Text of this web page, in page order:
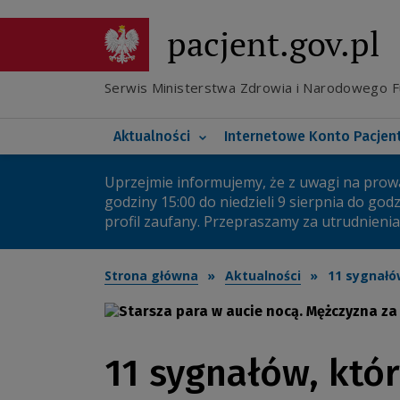
treści
pacjent.gov.pl
Serwis Ministerstwa Zdrowia i Narodowego
Główna
nawigacja
Aktualności
Co nowego na IKP
Internetowe Konto
Poznaj e-receptę
Ważny
komunikat
Uprzejmie informujemy, że z uwagi na
godziny 15:00 do niedzieli 9 sierpnia do
profil zaufany. Przepraszamy za utrudnienia
Strona główna Aktualności 11
11 sygnałów,